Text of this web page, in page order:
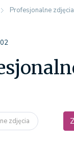
Profesjonalne
zdjęcia